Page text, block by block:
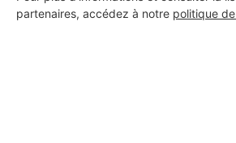
partenaires, accédez à notre politique